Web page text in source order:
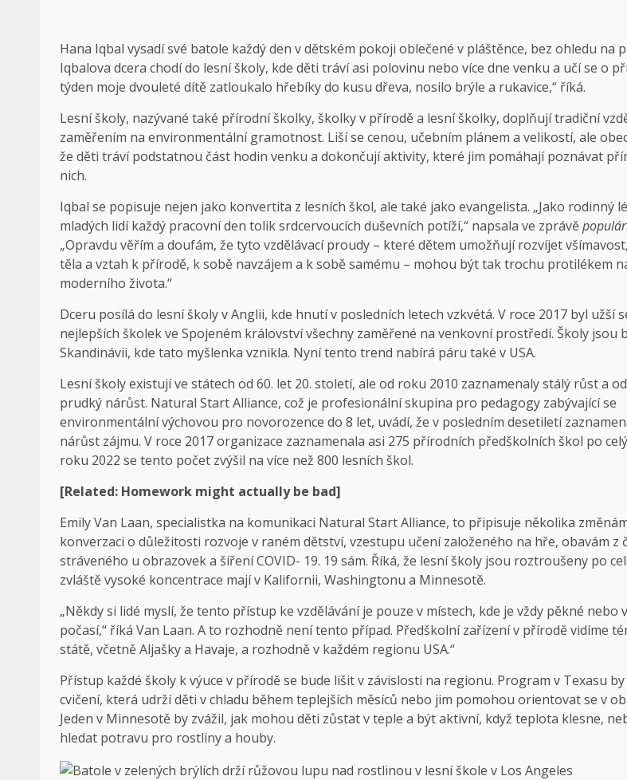
Hana Iqbal vysadí své batole každý den v dětském pokoji oblečené v pláštěnce, bez ohledu na
Iqbalova dcera chodí do lesní školy, kde děti tráví asi polovinu nebo více dne venku a učí se o
týden moje dvouleté dítě zatloukalo hřebíky do kusu dřeva, nosilo brýle a rukavice,“ říká.
Lesní školy, nazývané také přírodní školky, školky v přírodě a lesní školky, doplňují tradiční
zaměřením na environmentální gramotnost. Liší se cenou, učebním plánem a velikostí, ale
že děti tráví podstatnou část hodin venku a dokončují aktivity, které jim pomáhají poznávat
nich.
Iqbal se popisuje nejen jako konvertita z lesních škol, ale také jako evangelista. „Jako rodinný
mladých lidí každý pracovní den tolik srdcervoucích duševních potíží,“ napsala ve zprávě
„Opravdu věřím a doufám, že tyto vzdělávací proudy – které dětem umožňují rozvíjet
těla a vztah k přírodě, k sobě navzájem a k sobě samému – mohou být tak trochu protilékem
moderního života.“
Dceru posílá do lesní školy v Anglii, kde hnutí v posledních letech vzkvétá. V roce 2017 byl užší
nejlepších školek ve Spojeném království všechny zaměřené na venkovní prostředí. Školy jsou
Skandinávii, kde tato myšlenka vznikla. Nyní tento trend nabírá páru také v USA.
Lesní školy existují ve státech od 60. let 20. století, ale od roku 2010 zaznamenaly stálý růst a
prudký nárůst. Natural Start Alliance, což je profesionální skupina pro pedagogy zabývající se
environmentální výchovou pro novorozence do 8 let, uvádí, že v posledním desetiletí
nárůst zájmu. V roce 2017 organizace zaznamenala asi 275 přírodních předškolních škol po
roku 2022 se tento počet zvýšil na více než 800 lesních škol.
[Related: Homework might actually be bad]
Emily Van Laan, specialistka na komunikaci Natural Start Alliance, to připisuje několika
konverzaci o důležitosti rozvoje v raném dětství, vzestupu učení založeného na hře, obavám z
stráveného u obrazovek a šíření COVID- 19. 19 sám. Říká, že lesní školy jsou roztroušeny po
zvláště vysoké koncentrace mají v Kalifornii, Washingtonu a Minnesotě.
„Někdy si lidé myslí, že tento přístup ke vzdělávání je pouze v místech, kde je vždy pěkné nebo
počasí,“ říká Van Laan. A to rozhodně není tento případ. Předškolní zařízení v přírodě vidíme
státě, včetně Aljašky a Havaje, a rozhodně v každém regionu USA.“
Přístup každé školy k výuce v přírodě se bude lišit v závislosti na regionu. Program v Texasu by
cvičení, která udrží děti v chladu během teplejších měsíců nebo jim pomohou orientovat se v
Jeden v Minnesotě by zvážil, jak mohou děti zůstat v teple a být aktivní, když teplota klesne,
hledat potravu pro rostliny a houby.